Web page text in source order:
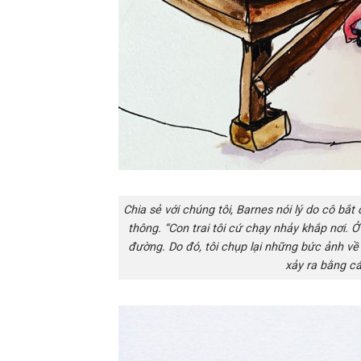
Chia sẻ với chúng tôi, Barnes nói lý do cô
thông. “Con trai tôi cứ chạy nhảy khắp nơi.
đường. Do đó, tôi chụp lại những bức ảnh
xảy ra bằng